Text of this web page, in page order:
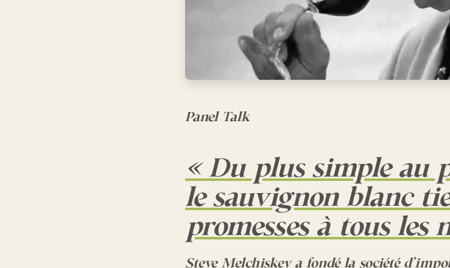
Panel Talk
« Du plus simple au
le sauvignon blanc
promesses à tous les
Steve Melchiskeya fondé la société